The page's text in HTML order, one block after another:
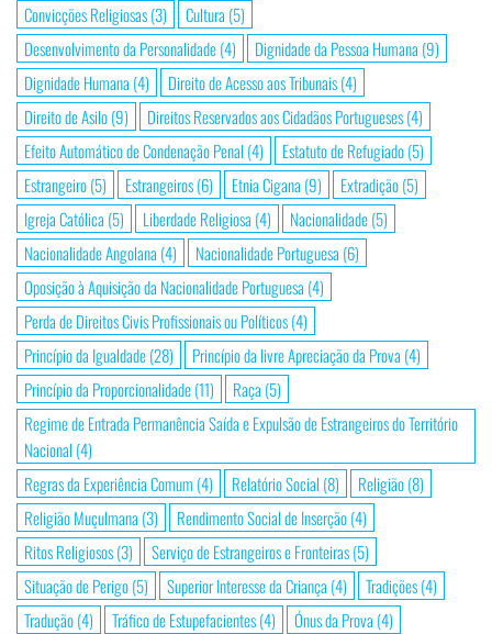
Convicções Religiosas(3) Cultura (5)
Desenvolvimento da Personalidade(4) Dignidade da Pessoa Humana (9)
Dignidade Humana (4) Direito de Acesso aos Tribunais(4)
Direito de Asilo(9) Direitos Reservados aos Cidadãos Portugueses(4)
Efeito Automático de Condenação Penal (4) Estatuto de Refugiado(5)
Estrangeiro(5) Estrangeiros(6) Etnia Cigana (9) Extradição(5)
Igreja Católica (5) Liberdade Religiosa (4) Nacionalidade(5)
Nacionalidade Angolana (4) Nacionalidade Portuguesa (6)
Oposição à Aquisição da Nacionalidade Portuguesa (4)
Perda de Direitos Civis Profissionais ou Políticos(4)
Princípio da Igualdade(28) Princípio da livre Apreciação da Prova (4)
Princípio da Proporcionalidade(11) Raça (5)
Regime de Entrada Permanência Saída e Expulsão de Estrangeiros do Território
Nacional (4)
Regras da Experiência Comum (4) Relatório Social (8) Religião(8)
Religião Muçulmana (3) Rendimento Social de Inserção(4)
Ritos Religiosos(3) Serviço de Estrangeiros e Fronteiras(5)
Situação de Perigo(5) Superior Interesse da Criança (4) Tradições(4)
Tradução(4) Tráfico de Estupefacientes(4) Ónus da Prova (4)